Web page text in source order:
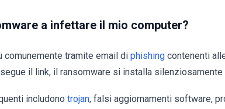
a infettare il mio computer?
tramite email di phishing contenenti
il link, il ransomware si installa silenziosamente
includono trojan, falsi aggiornamenti software,